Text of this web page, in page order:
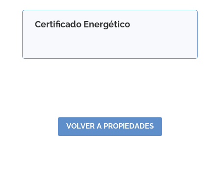
Certificado Energético
VOLVER A PROPIEDADES